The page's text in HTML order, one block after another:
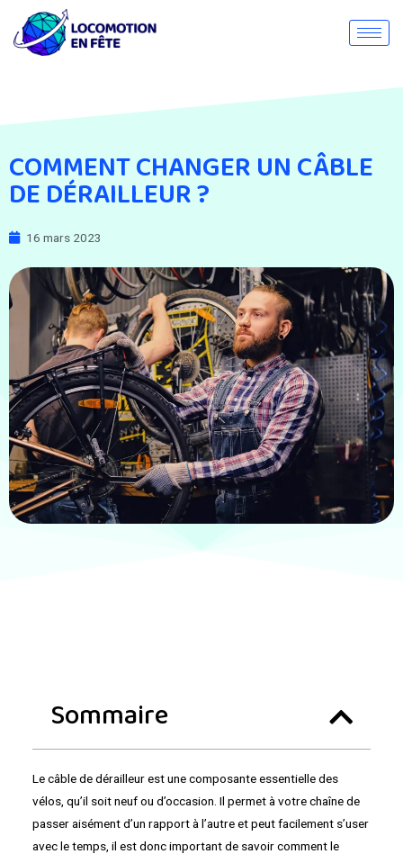
COMMENT CHANGER UN CÂBLE
DE DÉRAILLEUR ?
16 mars 2023
Sommaire
Le câble de dérailleur est une composante essentielle des
vélos, qu’il soit neuf ou d’occasion. Il permet à votre chaîne de
passer aisément d’un rapport à l’autre et peut facilement s’user
avec le temps, il est donc important de savoir comment le